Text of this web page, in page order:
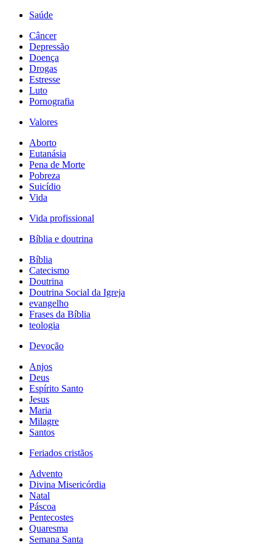
Saúde
Câncer
Depressão
Doença
Drogas
Estresse
Luto
Pornografia
Valores
Aborto
Eutanásia
Pena de Morte
Pobreza
Suicídio
Vida
Vida profissional
Bíblia e doutrina
Bíblia
Catecismo
Doutrina
Doutrina Social da Igreja
evangelho
Frases da Bíblia
teologia
Devoção
Anjos
Deus
Espírito Santo
Jesus
Maria
Milagre
Santos
Feriados cristãos
Advento
Divina Misericórdia
Natal
Páscoa
Pentecostes
Quaresma
Semana Santa